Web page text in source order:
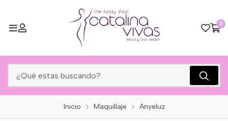
0
Inicio Maquillaje Anyeluz